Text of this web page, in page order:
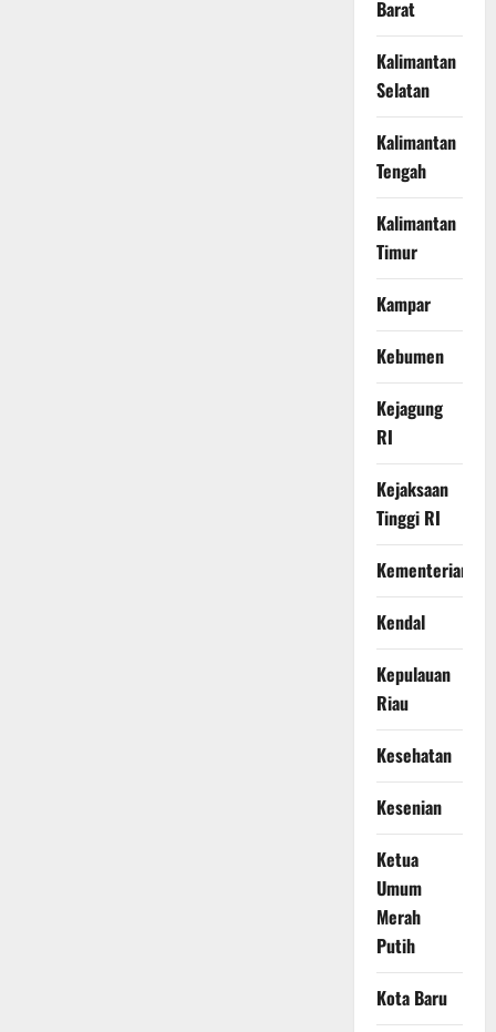
Barat
Kalimantan
Selatan
Kalimantan
Tengah
Kalimantan
Timur
Kampar
Kebumen
Kejagung
RI
Kejaksaan
Tinggi RI
Kementerian
Kendal
Kepulauan
Riau
Kesehatan
Kesenian
Ketua
Umum
Merah
Putih
Kota Baru